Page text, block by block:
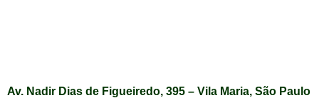
Av. Nadir Dias de Figueiredo, 395 – Vila Maria, São Paulo